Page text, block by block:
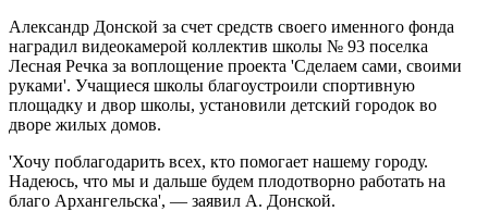
Александр Донской за счет средств своего именного фонда
наградил видеокамерой коллектив школы № 93 поселка
Лесная Речка за воплощение проекта 'Сделаем сами, своими
руками'. Учащиеся школы благоустроили спортивную
площадку и двор школы, установили детский городок во
дворе жилых домов.
'Хочу поблагодарить всех, кто помогает нашему городу.
Надеюсь, что мы и дальше будем плодотворно работать на
благо Архангельска', — заявил А. Донской.